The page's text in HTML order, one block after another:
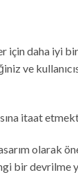
için daha iyi
ve
itaat
olarak
bir devrilme